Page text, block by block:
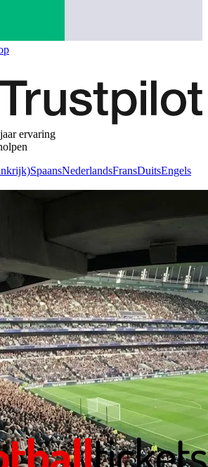
ervaring
SpaansNederlandsFransDuitsEngels